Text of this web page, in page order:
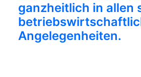
ganzheitlich in allen
Angelegenheiten.